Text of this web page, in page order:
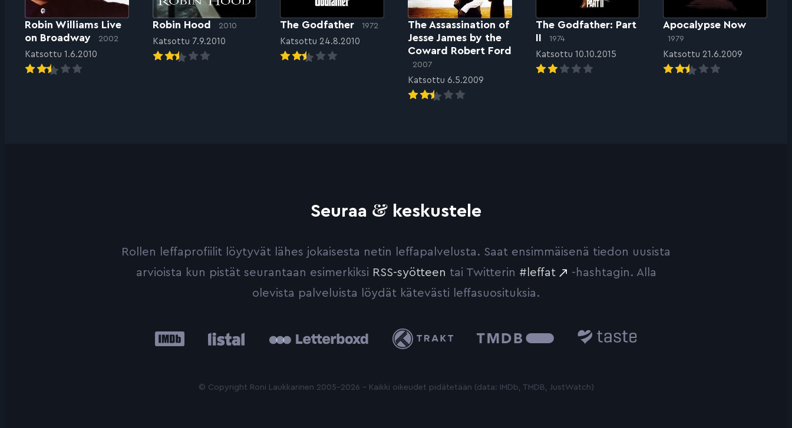
Robin Williams Live
on Broadway
2002
Katsottu 1.6.2010
Robin Hood 2010
Katsottu 7.9.2010
The Godfather 1972
Katsottu 24.8.2010
The Assassination of
Jesse James by the
Coward Robert Ford
2007
Katsottu 6.5.2009
The Godfather: Part
II
1974
Katsottu 10.10.2015
Apocalypse Now
1979
Katsottu 21.6.2009
Seuraa & keskustele
Rollen leffaprofiilit löytyvät lähes jokaisesta netin leffapalvelusta. Saat ensimmäisenä tiedon uusista
arvioista kun pistät seurantaan esimerkiksi RSS-syötteen tai Twitterin #leffat
-hashtagin. Alla
olevista palveluista löydät kätevästi leffasuosituksia.
IMDb Trakt
Database
© Copyright Roni Laukkarinen 2005-2026 - Kaikki oikeudet pidätetään (data: IMDb, TMDB, JustWatch)